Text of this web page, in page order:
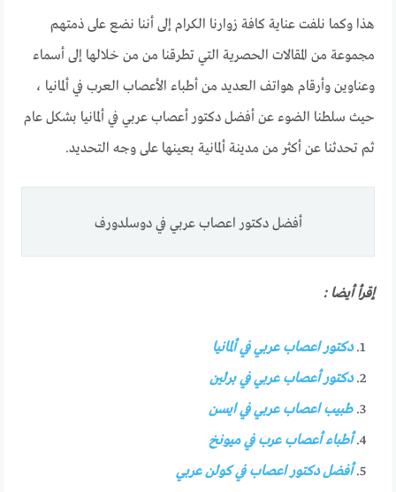
هذا وكما نلفت عناية كافة زوارنا الكرام إلى أننا نضع على ذمتهم
مجموعة من المقالات الحصرية التي تطرقنا من من خلالها إلى أسماء
وعناوين وأرقام هواتف العديد من أطباء الأعصاب العرب في ألمانيا ،
حيث سلطنا الضوء عن أفضل دكتور أعصاب عربي في ألمانيا بشكل عام
ثم تحدثنا عن أكثر من مدينة ألمانية بعينها على وجه التحديد.
أفضل دكتور اعصاب عربي في دوسلدورف
إقرأ أيضا :
دكتور اعصاب عربي في ألمانيا
دكتور أعصاب عربي في برلين
طبيب اعصاب عربي في ايسن
أطباء أعصاب عرب في ميونخ
أفضل دكتور اعصاب في كولن عربي